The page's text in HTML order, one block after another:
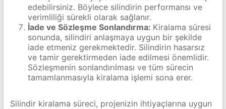
edebilirsiniz. Böylece silindirin performansı ve
verimliliği sürekli olarak sağlanır.
İade ve Sözleşme Sonlandırma: Kiralama süresi
sonunda, silindiri anlaşmaya uygun bir şekilde
iade etmeniz gerekmektedir. Silindirin hasarsız
ve tamir gerektirmeden iade edilmesi önemlidir.
Sözleşmenin sonlandırılması ve tüm sürecin
tamamlanmasıyla kiralama işlemi sona erer.
Silindir kiralama süreci, projenizin ihtiyaçlarına uygun